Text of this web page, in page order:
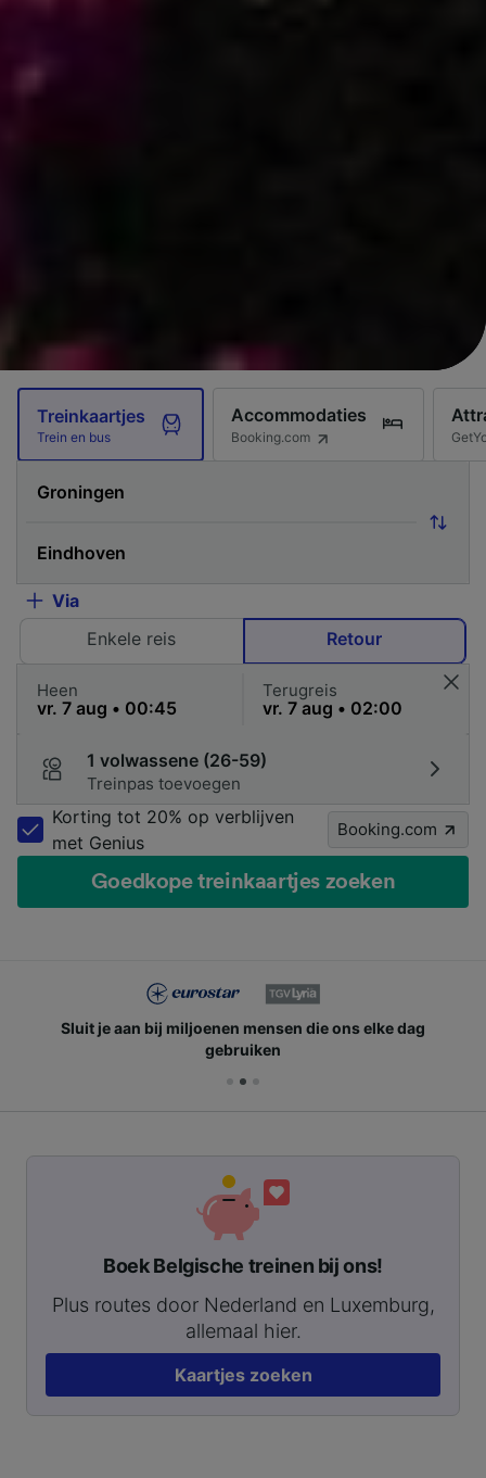
Treinkaartjes
Trein en bus
Accommodaties
Booking.com
Via
Enkele reis
Retour
Heen Terugreis
1 volwassene (26-59)
Treinpas toevoegen
Korting tot 20% op verblijven
met Genius
Booking.com
Goedkope treinkaartjes zoeken
Sluit je aan bij miljoenen mensen die ons elke dag
gebruiken
Boek Belgische treinen bij ons!
Plus routes door Nederland en Luxemburg,
allemaal hier.
Kaartjes zoeken